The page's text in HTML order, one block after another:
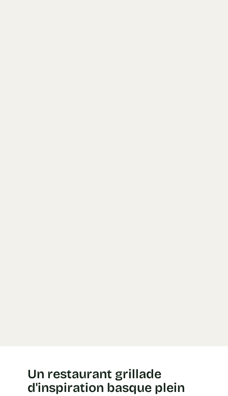
Un restaurant grillade
d'inspiration basque plein